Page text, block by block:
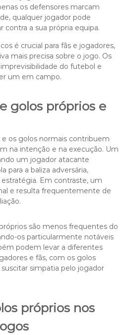
os defensores marcam
qualquer jogador pode
a sua própria equipa.
é crucial para fãs e jogadores,
mais precisa sobre o jogo. Os
do futebol e
um em campo.
golos próprios e
os golos normais contribuem
na intenção e na execução. Um
um jogador atacante
para a baliza adversária,
Em contraste, um
e resulta frequentemente de
são menos frequentes do
os particularmente notáveis
podem levar a diferentes
e fãs, com os golos
simpatia pelo jogador
próprios nos